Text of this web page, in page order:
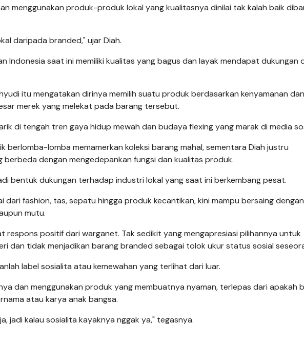
menggunakan produk-produk lokal yang kualitasnya dinilai tak kalah baik
daripada branded," ujar Diah.
Indonesia saat ini memiliki kualitas yang bagus dan layak mendapat dukungan
itu mengatakan dirinya memilih suatu produk berdasarkan kenyamanan dan
merek yang melekat pada barang tersebut.
di tengah tren gaya hidup mewah dan budaya flexing yang marak di media
berlomba-lomba memamerkan koleksi barang mahal, sementara Diah justru
berbeda dengan mengedepankan fungsi dan kualitas produk.
bentuk dukungan terhadap industri lokal yang saat ini berkembang pesat.
dari fashion, tas, sepatu hingga produk kecantikan, kini mampu bersaing
mutu.
respons positif dari warganet. Tak sedikit yang mengapresiasi pilihannya untuk
dan tidak menjadikan barang branded sebagai tolok ukur status sosial
label sosialita atau kemewahan yang terlihat dari luar.
dan menggunakan produk yang membuatnya nyaman, terlepas dari apakah
atau karya anak bangsa.
jadi kalau sosialita kayaknya nggak ya," tegasnya.